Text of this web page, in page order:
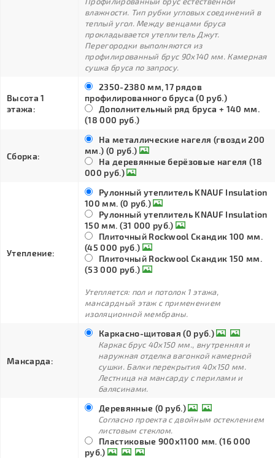
влажности. Тип рубки угловых соединений в
теплый угол. Между венцами бруса
прокладывается утеплитель Джут.
Перегородки выполняются из
профилированный брус 90х140 мм. Камерная
сушка бруса по запросу.
Высота 1
этажа:
2350-2380 мм, 17 рядов
профилированного бруса (0 руб.)
Дополнительный ряд бруса + 140 мм.
(18 000 руб.)
Сборка:
На металлические нагеля (гвозди 200
мм.) (0 руб.)
На деревянные берёзовые нагеля (18
000 руб.)
Утепление:
Рулонный утеплитель KNAUF Insulation
100 мм. (0 руб.)
Рулонный утеплитель KNAUF Insulation
150 мм. (31 000 руб.)
Плиточный Rockwool Скандик 100 мм.
(45 000 руб.)
Плиточный Rockwool Скандик 150 мм.
(53 000 руб.)
Утепляется: пол и потолок 1 этажа,
мансардный этаж с применением
изоляционной мембраны.
Мансарда:
Каркасно-щитовая (0 руб.)
Каркас брус 40х150 мм., внутренняя и
наружная отделка вагонкой камерной
сушки. Балки перекрытия 40х150 мм.
Лестница на мансарду с перилами и
балясинами.
Деревянные (0 руб.)
Согласно проекта с двойным остеклением
листовым стеклом.
Пластиковые 900х1100 мм. (16 000
руб.)